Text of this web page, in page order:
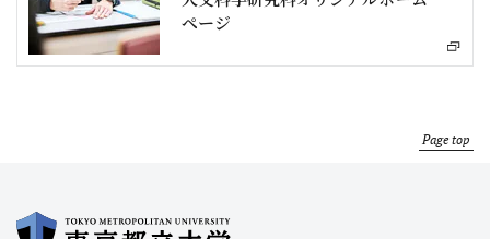
ページ
Page top